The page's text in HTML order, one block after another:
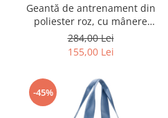
Geantă de antrenament din
poliester roz, cu mânere
confortabile - Peterson PTR-
PTN PIK-02-8595 PINK
284,00 Lei
155,00 Lei
-45%